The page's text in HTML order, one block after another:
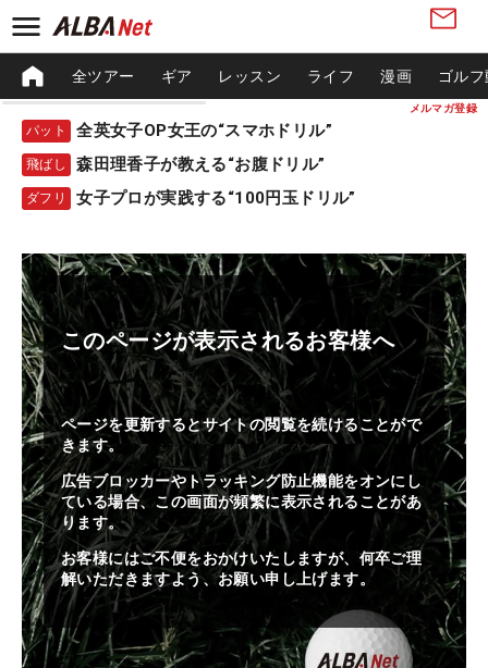
メルマガ登録
全ツアー ギア レッスン ライフ 漫画 ゴル
パット 全英女子OP女王の“スマホドリル”
飛ばし 森田理香子が教える“お腹ドリル”
ダフリ 女子プロが実践する“100円玉ドリル”
このページが表示されるお客様へ
ページを更新するとサイトの閲覧を続けることがで
きます。
広告ブロッカーやトラッキング防止機能をオンにし
ている場合、この画面が頻繁に表示されることがあ
ります。
お客様にはご不便をおかけいたしますが、何卒ご理
解いただきますよう、お願い申し上げます。